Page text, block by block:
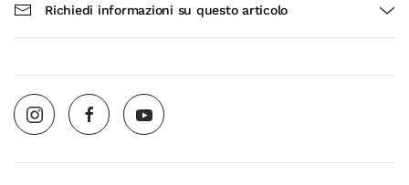
Richiedi informazioni su questo articolo